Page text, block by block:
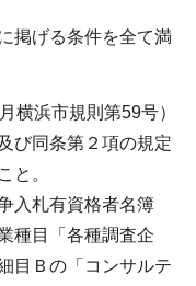
掲げる条件を全て満
横浜市規則第59号）
び同条第２項の規定
と。
入札有資格者名簿
種目「各種調査企
目Ｂの「コンサルテ